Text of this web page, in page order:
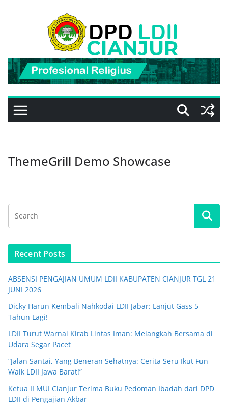
ThemeGrill Demo Showcase
Recent Posts
ABSENSI PENGAJIAN UMUM LDII KABUPATEN CIANJUR TGL 21
JUNI 2026
Dicky Harun Kembali Nahkodai LDII Jabar: Lanjut Gass 5
Tahun Lagi!
LDII Turut Warnai Kirab Lintas Iman: Melangkah Bersama di
Udara Segar Pacet
“Jalan Santai, Yang Beneran Sehatnya: Cerita Seru Ikut Fun
Walk LDII Jawa Barat!”
Ketua II MUI Cianjur Terima Buku Pedoman Ibadah dari DPD
LDII di Pengajian Akbar